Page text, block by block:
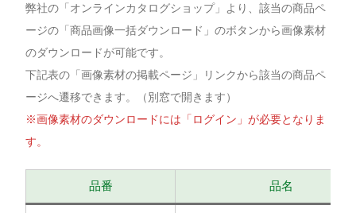
弊社の「オンラインカタログショップ」より、該当の商品ペ
ージの「商品画像一括ダウンロード」のボタンから画像素材
のダウンロードが可能です。
下記表の「画像素材の掲載ページ」リンクから該当の商品ペ
ージへ遷移できます。（別窓で開きます）
※画像素材のダウンロードには「ログイン」が必要となりま
す。
品番 品名